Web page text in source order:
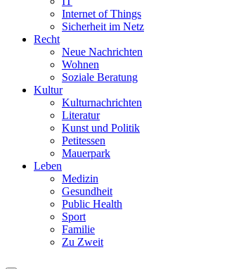
Internet of Things
Sicherheit im Netz
Recht
Neue Nachrichten
Wohnen
Soziale Beratung
Kultur
Kulturnachrichten
Literatur
Kunst und Politik
Petitessen
Mauerpark
Leben
Medizin
Gesundheit
Public Health
Sport
Familie
Zu Zweit